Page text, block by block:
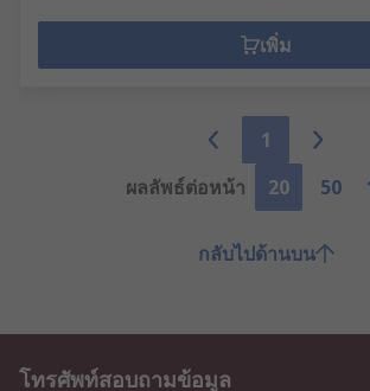
เพิ่ม
1
ผลลัพธ์ต่อหน้า
20 50
กลับไปด้านบน
โทรศัพท์สอบถามข้อมูล